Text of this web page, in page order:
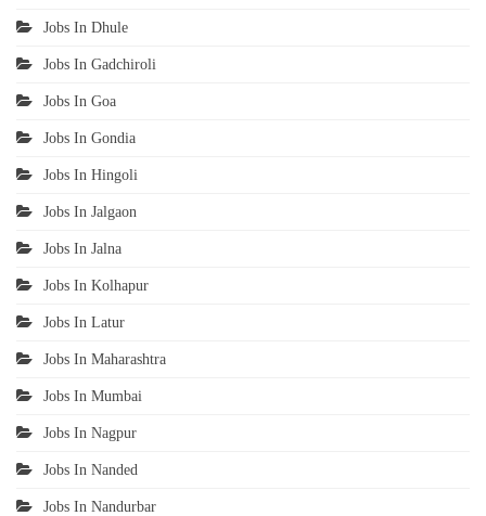
Jobs In Dhule
Jobs In Gadchiroli
Jobs In Goa
Jobs In Gondia
Jobs In Hingoli
Jobs In Jalgaon
Jobs In Jalna
Jobs In Kolhapur
Jobs In Latur
Jobs In Maharashtra
Jobs In Mumbai
Jobs In Nagpur
Jobs In Nanded
Jobs In Nandurbar